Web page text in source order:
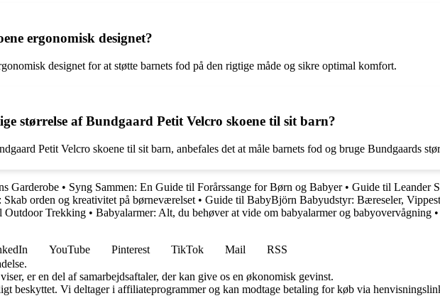
ergonomisk designet?
designet for at støtte barnets fod på den rigtige måde og sikre optimal komfort.
størrelse af Bundgaard Petit Velcro skoene til sit barn?
Petit Velcro skoene til sit barn, anbefales det at måle barnets fod og bruge Bundgaards
Garderobe • Syng Sammen: En Guide til Forårssange for Børn og Babyer• Guide til Leander
orden og kreativitet på børneværelset • Guide til BabyBjörn Babyudstyr: Bæreseler,
Outdoor Trekking • Babyalarmer: Alt, du behøver at vide om babyalarmer og babyovervågning •
YouTube Pinterest TikTok Mail
RSS
er en del af samarbejdsaftaler, der kan give os en økonomisk gevinst.
beskyttet. Vi deltager i affiliateprogrammer og kan modtage betaling for køb via